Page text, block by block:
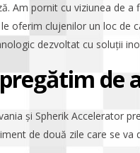
Am pornit cu viziunea de
oferim clujenilor un loc de
dezvoltat cu soluții
de
și Spherik Accelerator
de două zile care se va